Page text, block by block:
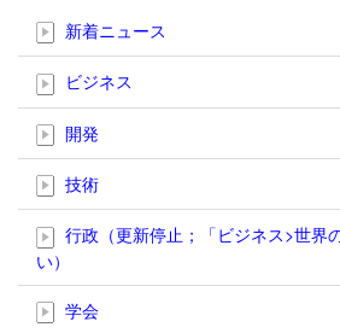
新着ニュース
ビジネス
開発
技術
行政（更新停止；「ビジネス>世界
い）
学会